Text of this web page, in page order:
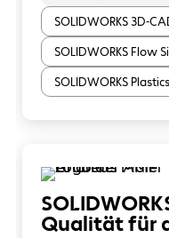
SOLIDWORKS 3D-
SOLIDWORKS Flow
SOLIDWORKS Plastics
Qualität für